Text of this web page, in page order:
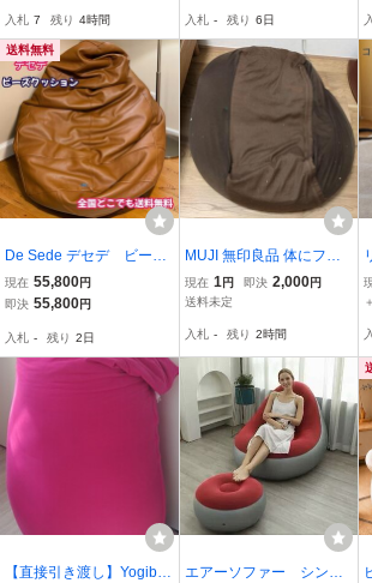
ァー ビーズベッド）
入札 7 残り 4時間
人掛け フロアチェア 人を
ダメにする
入札 - 残り 6日
送料無料
De Sede デセデ ビーズ
クッション ソファ 椅
子 チェア クッショ
現在 55,800円
即決 55,800円
入札 - 残り 2日
MUJI 無印良品 体にフィ
ットするソファ セット ビ
ーズクッション
現在 1 円 即決 2,000円
送料未定
入札 - 残り 2時間
【直接引き渡し】Yogibo
エアーソファー シング